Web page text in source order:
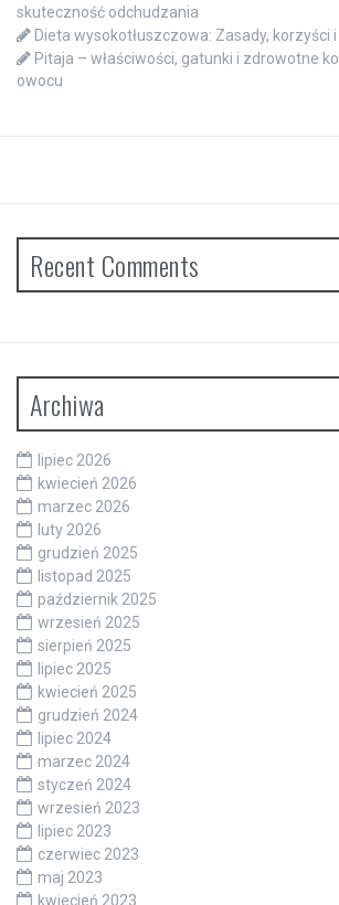
skuteczność odchudzania
Dieta wysokotłuszczowa: Zasady, korzyści
Pitaja – właściwości, gatunki i zdrowotne
owocu
Recent Comments
Archiwa
lipiec 2026
kwiecień 2026
marzec 2026
luty 2026
grudzień 2025
listopad 2025
październik 2025
wrzesień 2025
sierpień 2025
lipiec 2025
kwiecień 2025
grudzień 2024
lipiec 2024
marzec 2024
styczeń 2024
wrzesień 2023
lipiec 2023
czerwiec 2023
maj 2023
kwiecień 2023